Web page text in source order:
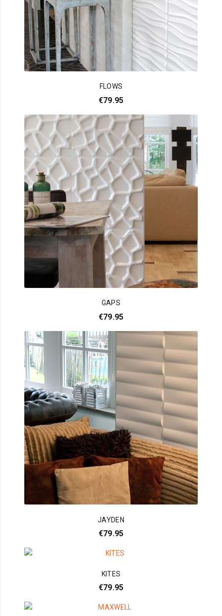
FLOWS
€79.95
GAPS
€79.95
JAYDEN
€79.95
KITES
€79.95